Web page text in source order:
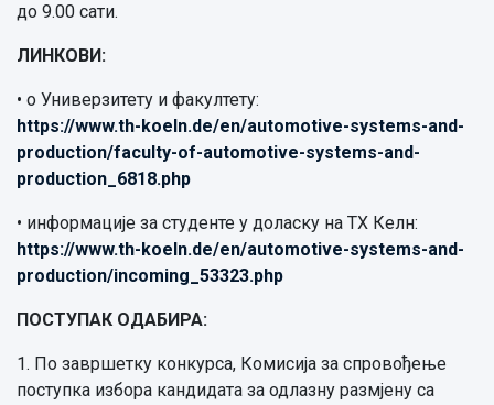
до 9.00 сати.
ЛИНКОВИ:
• о Универзитету и факултету:
https://www.th-koeln.de/en/automotive-systems-and-
production/faculty-of-automotive-systems-and-
production_6818.php
• информације за студенте у доласку на ТХ Келн:
https://www.th-koeln.de/en/automotive-systems-and-
production/incoming_53323.php
ПОСТУПАК ОДАБИРА:
1. По завршетку конкурса, Комисија за спровођење
поступка избора кандидата за одлазну размјену са